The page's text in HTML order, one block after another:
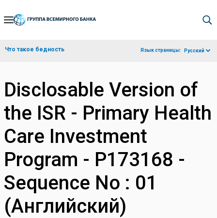
Skip
Navigation
Что такое бедность Язык страницы: Русский
Disclosable Version of
the ISR - Primary Health
Care Investment
Program - P173168 -
Sequence No : 01
(Английский)